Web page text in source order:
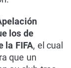
los de
la FIFA, el cual
que un